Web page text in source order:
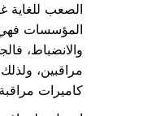
الصعب للغاية
المؤسسات فهي
والانضباط،
مراقبين،
كاميرات